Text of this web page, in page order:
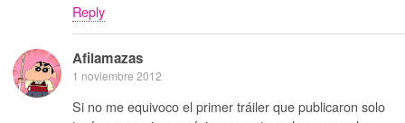
Reply
Afilamazas
1 noviembre 2012
Si no me equivoco el primer tráiler que publicaron solo